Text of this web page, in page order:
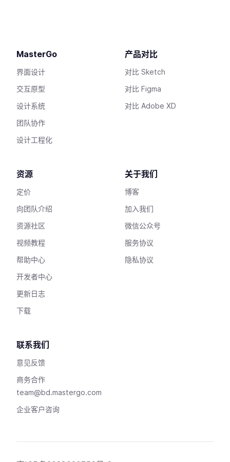
MasterGo
界面设计
交互原型
设计系统
团队协作
设计工程化
产品对比
对比 Sketch
对比 Figma
对比 Adobe XD
资源
定价
向团队介绍
资源社区
视频教程
帮助中心
开发者中心
更新日志
下载
关于我们
博客
加入我们
微信公众号
服务协议
隐私协议
联系我们
意见反馈
商务合作
team@bd.mastergo.com
企业客户咨询